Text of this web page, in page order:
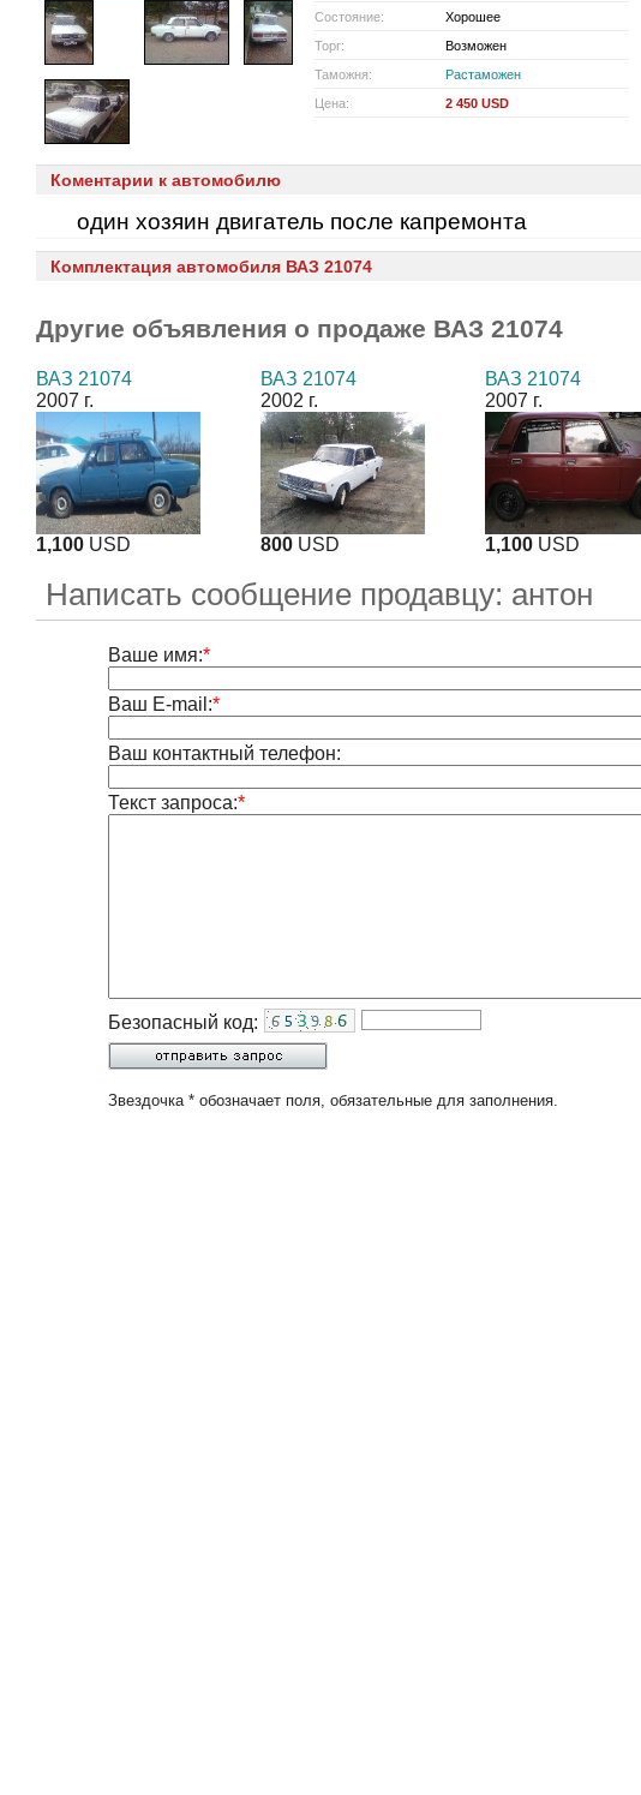
Состояние:
Хорошее
Торг:
Возможен
Таможня:
Растаможен
Цена:
2 450 USD
Коментарии к автомобилю
один хозяин двигатель после капремонта
Комплектация автомобиля ВАЗ 21074
Другие объявления о продаже ВАЗ 21074
ВАЗ 21074
2007 г.
1,100 USD
ВАЗ 21074
2002 г.
800 USD
ВАЗ 21074
2007 г.
1,100 USD
Написать сообщение продавцу: антон
Ваше имя:*
Ваш E-mail:*
Ваш контактный телефон:
Текст запроса:*
Безопасный код:
Звездочка * обозначает поля, обязательные для заполнения.